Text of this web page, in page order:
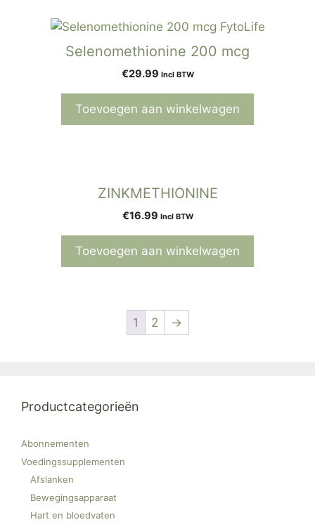
Selenomethionine 200 mcg
€29.99 Incl BTW
Toevoegen aan winkelwagen
ZINKMETHIONINE
€16.99 Incl BTW
Toevoegen aan winkelwagen
1 2 →
Productcategorieën
Abonnementen
Voedingssupplementen
Afslanken
Bewegingsapparaat
Hart en bloedvaten